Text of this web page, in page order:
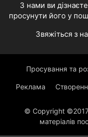
З нами ви
просунути його у
Звяжіться з
Просування та
Реклама
© Copyright ©2017
матеріалів